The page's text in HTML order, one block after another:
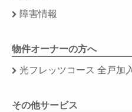
障害情報
物件オーナーの方へ
光フレッツコース 全戸加
その他サービス